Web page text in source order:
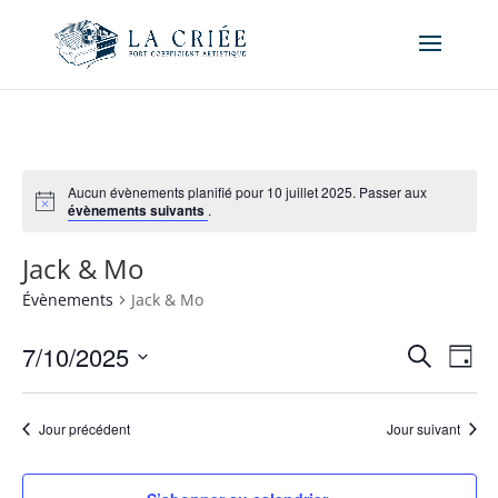
Aucun évènements planifié pour 10 juillet 2025. Passer aux
évènements suivants .
Jack & Mo
Évènements Jack & Mo
et
de
vues
Recherche
de
Jour
7/10/2025
date.Jour précédent Jour suivant